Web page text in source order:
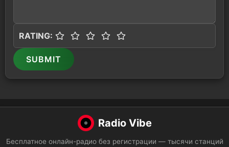
RATING:
SUBMIT
Radio Vibe
Бесплатное онлайн-радио без регистрации — тысячи станций